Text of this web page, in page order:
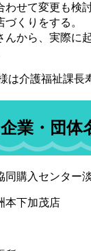
わせて変更も検
くりをする。
んから、実際に
介護福祉課長
業・団体
同購入センター
本下加茂店